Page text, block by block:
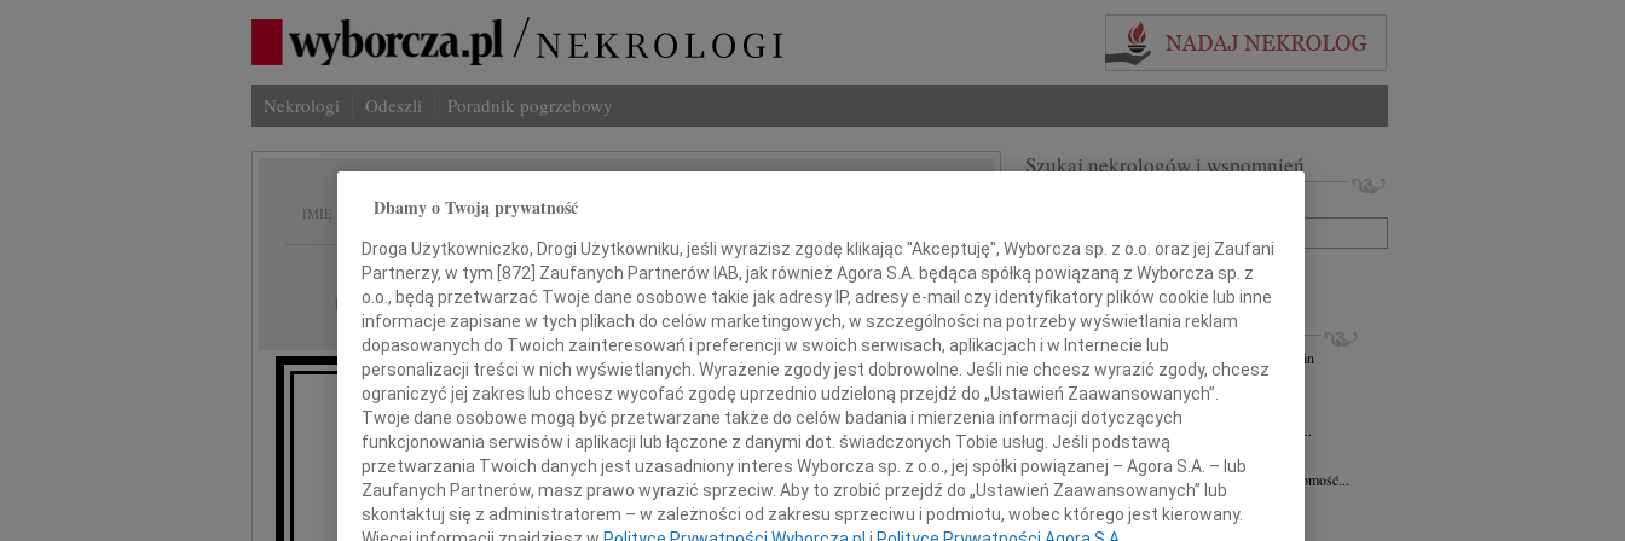
Nekrologi Odeszli Poradnik pogrzebowy
IMIĘ I NAZWISKO: Stanisław Golema
REGION: Szczecin
DATA EMISJI: 23.12.2025
Pawłowi i Dariuszowi Golemom
oraz
Szukaj nekrologów i wspomnień
+ szukanie zaawansowane
INNE NEKROLOGI
Aleksandra Szpaczyńska
Szczecin
Z wielkim smutkiem i żalem przyjąłem...
23.07.2026
Pani mec. Joannie Martyniuk-Plasze wyrazy...
Edward Ciupak
08.07.2026
Szczecin
Z wielkim smutkiem i żalem przyjąłem wiadomość...
Stanisław Pietrzak 25.06.2026
Z wielkim smutkiem i żalem przyjąłem...
Dbamy o Twoją prywatność
Droga Użytkowniczko, Drogi Użytkowniku, jeśli wyrazisz zgodę klikając "Akceptuję", Wyborcza sp. z o.o. oraz jej Zaufani
Partnerzy, w tym [ 872 ] Zaufanych Partnerów IAB, jak również Agora S.A. będąca spółką powiązaną z Wyborcza sp. z
o.o., będą przetwarzać Twoje dane osobowe takie jak adresy IP, adresy e-mail czy identyfikatory plików cookie lub inne
informacje zapisane w tych plikach do celów marketingowych, w szczególności na potrzeby wyświetlania reklam
dopasowanych do Twoich zainteresowań i preferencji w swoich serwisach, aplikacjach i w Internecie lub
personalizacji treści w nich wyświetlanych. Wyrażenie zgody jest dobrowolne. Jeśli nie chcesz wyrazić zgody, chcesz
ograniczyć jej zakres lub chcesz wycofać zgodę uprzednio udzieloną przejdź do „Ustawień Zaawansowanych”.
Twoje dane osobowe mogą być przetwarzane także do celów badania i mierzenia informacji dotyczących
funkcjonowania serwisów i aplikacji lub łączone z danymi dot. świadczonych Tobie usług. Jeśli podstawą
przetwarzania Twoich danych jest uzasadniony interes Wyborcza sp. z o.o., jej spółki powiązanej – Agora S.A. – lub
Zaufanych Partnerów, masz prawo wyrazić sprzeciw. Aby to zrobić przejdź do „Ustawień Zaawansowanych” lub
skontaktuj się z administratorem – w zależności od zakresu sprzeciwu i podmiotu, wobec którego jest kierowany.